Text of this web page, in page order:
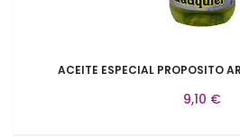
ACEITE ESPECIAL PROPOSITO
9,10 €